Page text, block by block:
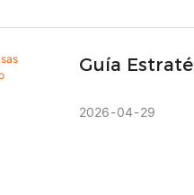
Guía
2026 04 29